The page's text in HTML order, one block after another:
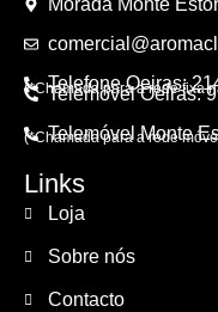
Telefone Oeiras:
(*Chamada para a rede fixa
Telemóvel Oeiras:
Telemóvel Monte
(*Chamada para a rede
Links
Loja
Sobre nós
Contacto